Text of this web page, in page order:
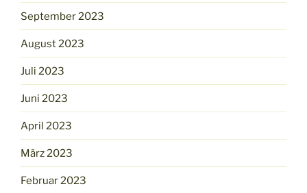
September 2023
August 2023
Juli 2023
Juni 2023
April 2023
März 2023
Februar 2023